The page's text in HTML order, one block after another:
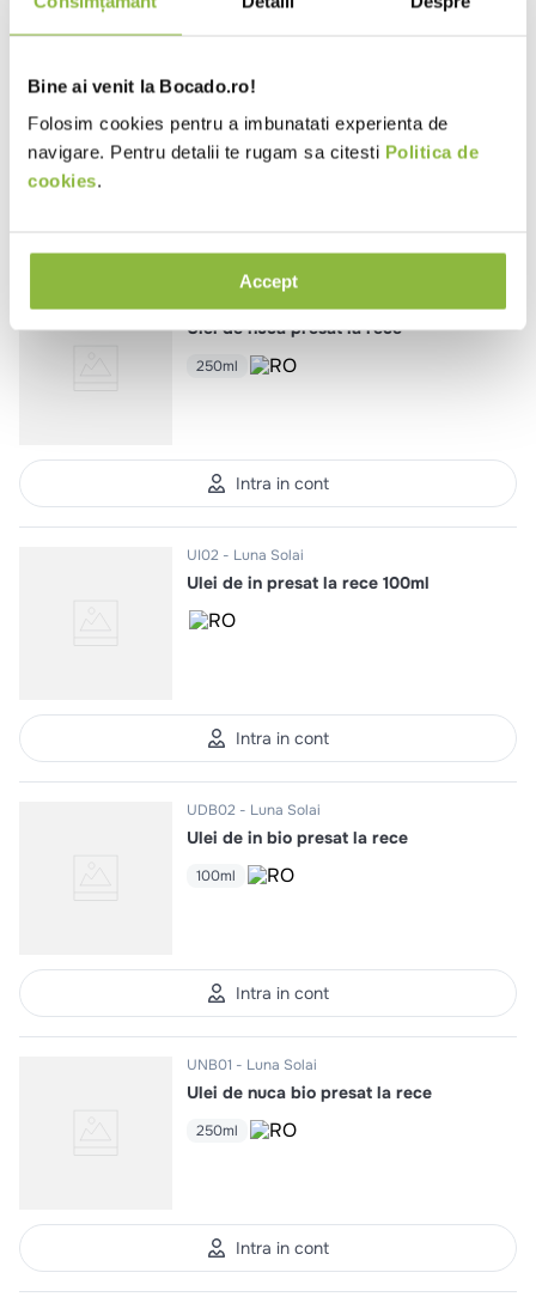
Bine ai venit la Bocado.ro!
Folosim cookies pentru a imbunatati experienta de
navigare. Pentru detalii te rugam sa citesti Politica de
cookies.
Accept
Ulei de nuca presat la rece
250ml
Intra in cont
UI02 Luna Solai
Ulei de in presat la rece 100ml
Intra in cont
UDB02 Luna Solai
Ulei de in bio presat la rece
100ml
Intra in cont
UNB01 Luna Solai
Ulei de nuca bio presat la rece
250ml
Intra in cont